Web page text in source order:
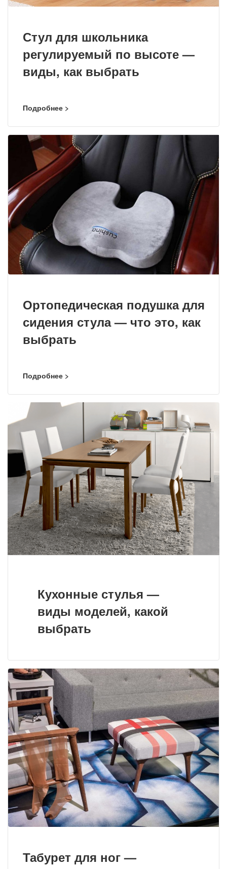
Стул для школьника
регулируемый по высоте —
виды, как выбрать
Подробнее >
Ортопедическая подушка для
сидения стула — что это, как
выбрать
Подробнее >
Кухонные стулья —
виды моделей, какой
выбрать
Табурет для ног —